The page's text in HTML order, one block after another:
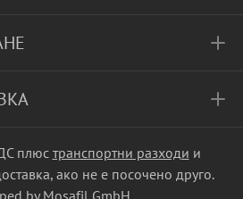
плюс транспортни разходи и
ако не е посочено друго.